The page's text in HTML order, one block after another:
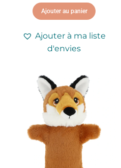
Ajouter au panier
Ajouter à ma liste
d'envies